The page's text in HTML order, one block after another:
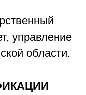
управление
области.